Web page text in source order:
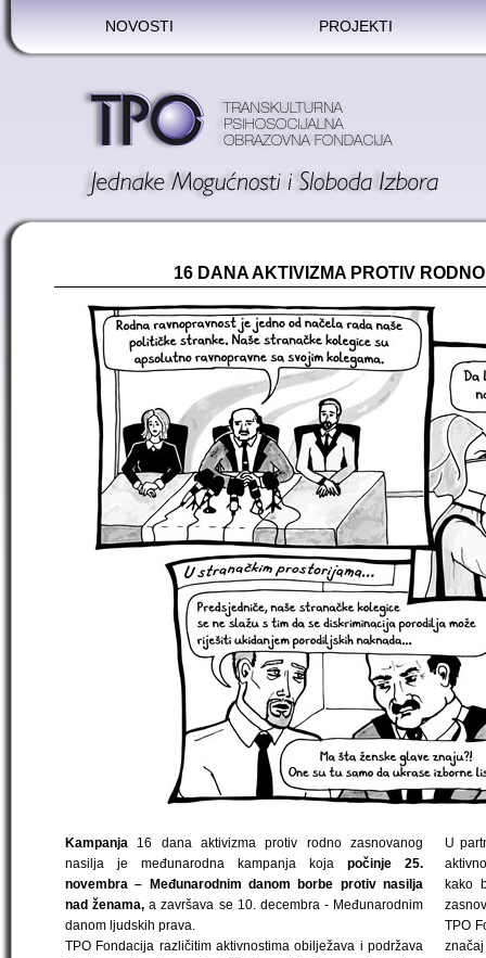
NOVOSTI PROJEKTI
16 DANA AKTIVIZMA PROTIV
Kampanja 16 dana aktivizma protiv rodno zasnovanog
nasilja je međunarodna kampanja koja počinje 25.
novembra –
Međunarodnim danom borbe protiv nasilja
nad ženama, a završava se 10. decembra - Međunarodnim
danom ljudskih prava.
TPO Fondacija različitim aktivnostima obilježava i podržava
U
kako
TPO